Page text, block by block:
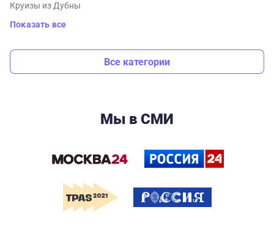
Круизы из Дубны
Показать все
Все категории
Мы в СМИ